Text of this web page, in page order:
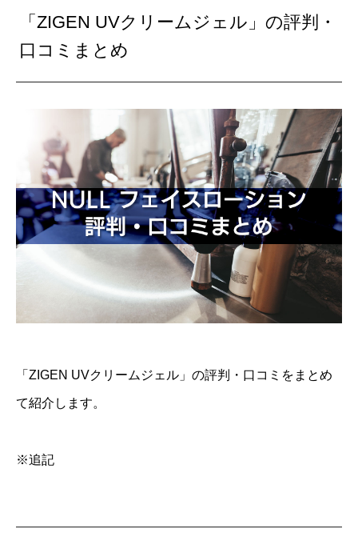
「ZIGEN UVクリームジェル」の評判・
口コミまとめ
「ZIGEN UVクリームジェル」の評判・口コミをまとめ
て紹介します。
※追記